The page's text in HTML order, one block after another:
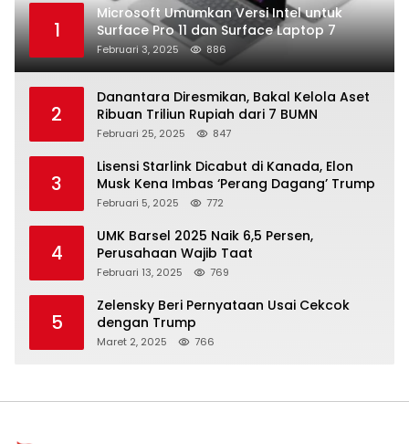
1
Microsoft Umumkan Versi Intel untuk
Surface Pro 11 dan Surface Laptop 7
Februari 3, 2025 886
2
Danantara Diresmikan, Bakal Kelola Aset
Ribuan Triliun Rupiah dari 7 BUMN
Februari 25, 2025 847
3
Lisensi Starlink Dicabut di Kanada, Elon
Musk Kena Imbas ‘Perang Dagang’ Trump
Februari 5, 2025 772
4
UMK Barsel 2025 Naik 6,5 Persen,
Perusahaan Wajib Taat
Februari 13, 2025 769
5
Zelensky Beri Pernyataan Usai Cekcok
dengan Trump
Maret 2, 2025 766